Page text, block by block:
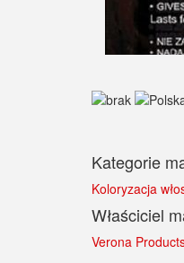
Kategorie
Koloryzacja
Właściciel
Verona